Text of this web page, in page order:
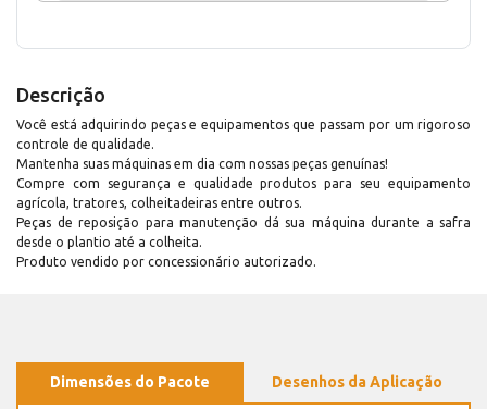
Descrição
Você está adquirindo peças e equipamentos que passam por um rigoroso
controle de qualidade.
Mantenha suas máquinas em dia com nossas peças genuínas!
Compre com segurança e qualidade produtos para seu equipamento
agrícola, tratores, colheitadeiras entre outros.
Peças de reposição para manutenção dá sua máquina durante a safra
desde o plantio até a colheita.
Produto vendido por concessionário autorizado.
Dimensões do Pacote Desenhos da Aplicação